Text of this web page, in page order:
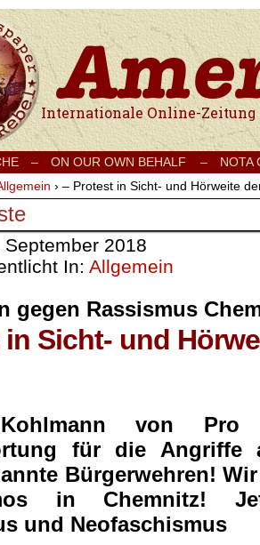
Internationale Onlinezeitung für Frieden,
– ON OUR OWN BEHALF –
NOTA
› – Protest in Sicht- und Hörweite
September 2018
In: Allgemein
gegen Rassismus
Sicht- und
von Pro
für die Angriffe
Bürgerwehren!
in Chemnitz!
und Neofaschismus